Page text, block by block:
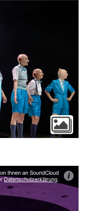
Ihnen an SoundCloud
Datenschutzerklärung. i